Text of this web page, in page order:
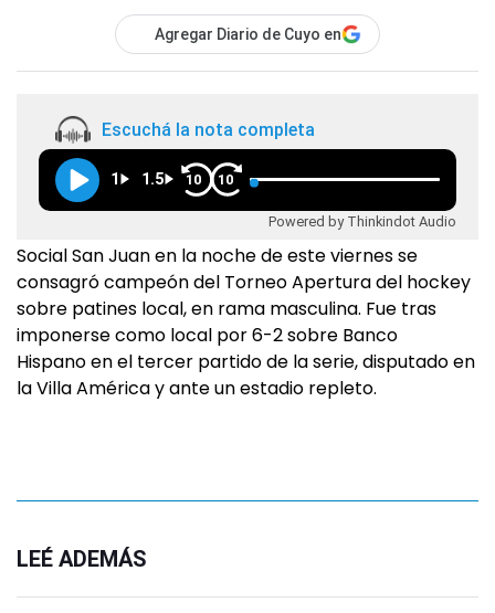
Agregar Diario de Cuyo en
Escuchá la nota completa
1 1.5 10 10
Powered by Thinkindot Audio
Social San Juan en la noche de este viernes se
consagró campeón del Torneo Apertura del hockey
sobre patines local, en rama masculina. Fue tras
imponerse como local por 6-2 sobre Banco
Hispano en el tercer partido de la serie, disputado en
la Villa América y ante un estadio repleto.
LEÉ ADEMÁS